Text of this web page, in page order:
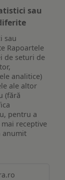
sau
sau
Rapoartele
de seturi de
analitice)
ale altor
(fără
pentru a
receptive
anumit